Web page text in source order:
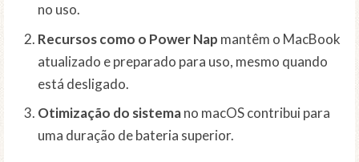
no uso.
Recursos como o Power Nap mantêm o MacBook
atualizado e preparado para uso, mesmo quando
está desligado.
Otimização do sistemano macOS contribui para
uma duração de bateria superior.